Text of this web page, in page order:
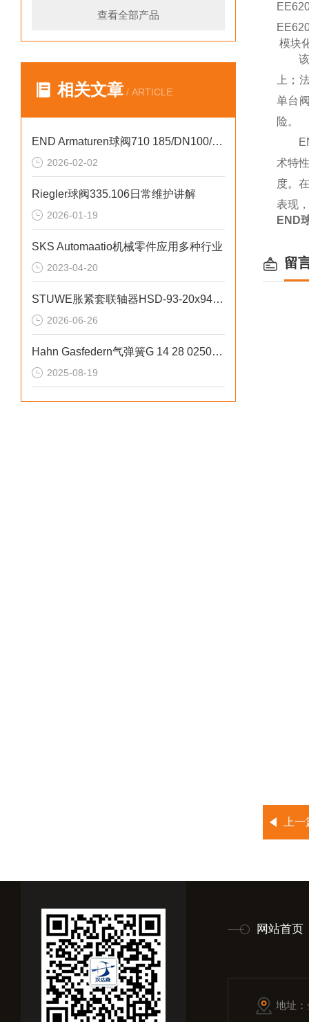
查看全部产品
相关文章 / ARTICLE
END Armaturen球阀710 185/DN100/PN10工业流体控制
2026-02-02
Riegler球阀335.106日常维护讲解
2026-01-19
SKS Automaatio机械零件应用多种行业
2023-04-20
STUWE胀紧套联轴器HSD-93-20x94规格说明
2026-06-26
Hahn Gasfedern气弹簧G 14 28 0250高精度力控制
2025-08-19
模块
上；
单台
险。
术特
度。
表现
END
留
上
网站首页
地址